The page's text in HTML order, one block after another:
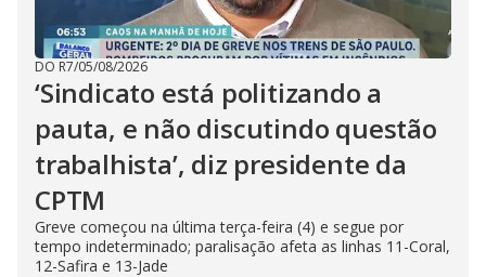
DO R7/05/08/2026
‘Sindicato está politizando a
pauta, e não discutindo questão
trabalhista’, diz presidente da
CPTM
Greve começou na última terça-feira (4) e segue por
tempo indeterminado; paralisação afeta as linhas 11-Coral,
12-Safira e 13-Jade